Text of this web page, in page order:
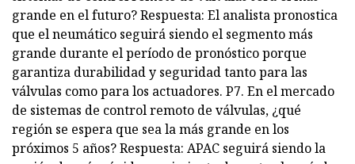
grande en el futuro? Respuesta: El analista pronostica
que el neumático seguirá siendo el segmento más
grande durante el período de pronóstico porque
garantiza durabilidad y seguridad tanto para las
válvulas como para los actuadores. P7. En el mercado
de sistemas de control remoto de válvulas, ¿qué
región se espera que sea la más grande en los
próximos 5 años? Respuesta: APAC seguirá siendo la